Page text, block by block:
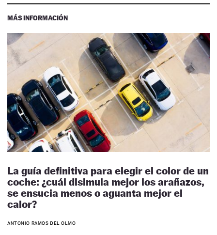
MÁS INFORMACIÓN
La guía definitiva para elegir el color de un
coche: ¿cuál disimula mejor los arañazos,
se ensucia menos o aguanta mejor el
calor?
ANTONIO RAMOS DEL OLMO